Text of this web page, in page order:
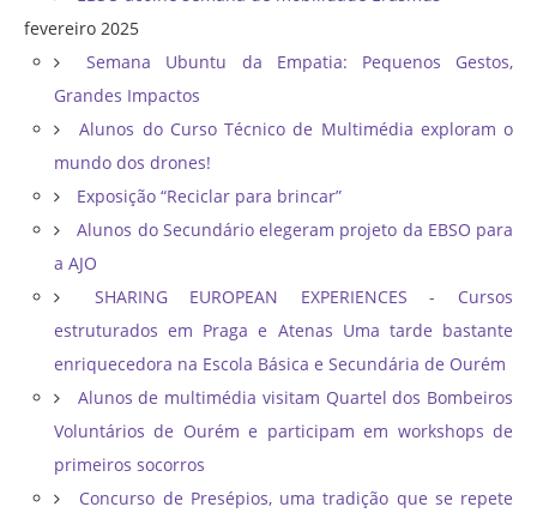
fevereiro 2025
Semana Ubuntu da Empatia: Pequenos Gestos,
Grandes Impactos
Alunos do Curso Técnico de Multimédia exploram o
mundo dos drones!
Exposição “Reciclar para brincar”
Alunos do Secundário elegeram projeto da EBSO para
a AJO
SHARING EUROPEAN EXPERIENCES - Cursos
estruturados em Praga e Atenas Uma tarde bastante
enriquecedora na Escola Básica e Secundária de Ourém
Alunos de multimédia visitam Quartel dos Bombeiros
Voluntários de Ourém e participam em workshops de
primeiros socorros
Concurso de Presépios, uma tradição que se repete